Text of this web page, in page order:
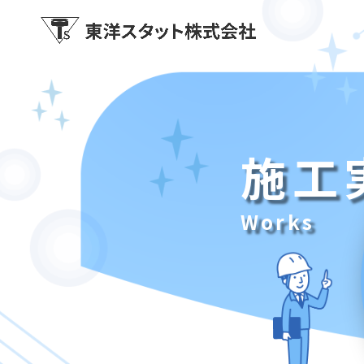
施工
Works